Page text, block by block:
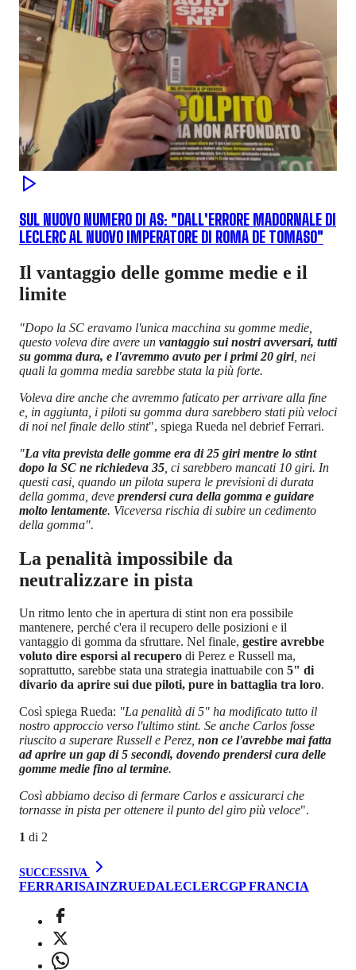
SUL NUOVO NUMERO DI AS: "DALL'ERRORE MADORNALE DI
LECLERC AL NUOVO IMPERATORE DI ROMA DE TOMASO"
Il vantaggio delle gomme medie e il
limite
"Dopo la SC eravamo l'unica macchina su gomme medie,
questo voleva dire avere un vantaggio sui nostri avversari, tutti
su gomma dura, e l'avremmo avuto per i primi 20 giri, nei
quali la gomma media sarebbe stata la più forte.
Voleva dire anche che avremmo faticato per arrivare alla fine
e, in aggiunta, i piloti su gomma dura sarebbero stati più veloci
di noi nel finale dello stint", spiega Rueda nel debrief Ferrari.
"La vita prevista delle gomme era di 25 giri mentre lo stint
dopo la SC ne richiedeva 35 , ci sarebbero mancati 10 giri. In
questi casi, quando un pilota supera le previsioni di durata
della gomma, deve prendersi cura della gomma e guidare
molto lentamente. Viceversa rischia di subire un cedimento
della gomma".
La penalità impossibile da
neutralizzare in pista
Un ritmo lento che in apertura di stint non era possibile
mantenere, perché c'era il recupero delle posizioni e il
vantaggio di gomma da sfruttare. Nel finale, gestire avrebbe
voluto dire esporsi al recupero di Perez e Russell ma,
soprattutto, sarebbe stata una strategia inattuabile con 5" di
divario da aprire sui due piloti, pure in battaglia tra loro.
Così spiega Rueda: "La penalità di 5" ha modificato tutto il
nostro approccio verso l'ultimo stint. Se anche Carlos fosse
riuscito a superare Russell e Perez, non ce l'avrebbe mai fatta
ad aprire un gap di 5 secondi, dovendo prendersi cura delle
gomme medie fino al termine.
Così abbiamo deciso di fermare Carlos e assicurarci che
tornasse in pista per ottenere il punto del giro più veloce".
1 di 2
SUCCESSIVA
FERRARISAINZRUEDALECLERCGP FRANCIA